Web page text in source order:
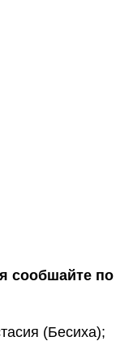
сообшайте по
(Бесиха);